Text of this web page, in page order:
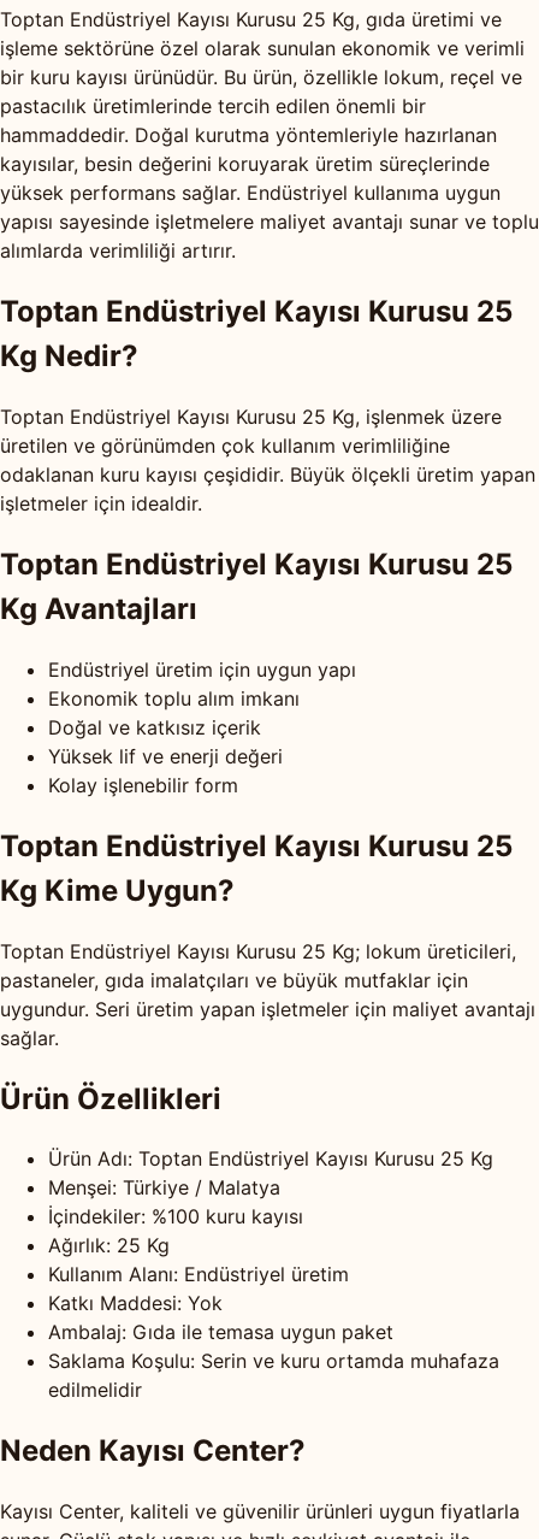
Toptan Endüstriyel Kayısı Kurusu 25 Kg, gıda üretimi ve
işleme sektörüne özel olarak sunulan ekonomik ve verimli
bir kuru kayısı ürünüdür. Bu ürün, özellikle lokum, reçel ve
pastacılık üretimlerinde tercih edilen önemli bir
hammaddedir. Doğal kurutma yöntemleriyle hazırlanan
kayısılar, besin değerini koruyarak üretim süreçlerinde
yüksek performans sağlar. Endüstriyel kullanıma uygun
yapısı sayesinde işletmelere maliyet avantajı sunar ve toplu
alımlarda verimliliği artırır.
Toptan Endüstriyel Kayısı Kurusu 25
Kg Nedir?
Toptan Endüstriyel Kayısı Kurusu 25 Kg, işlenmek üzere
üretilen ve görünümden çok kullanım verimliliğine
odaklanan kuru kayısı çeşididir. Büyük ölçekli üretim yapan
işletmeler için idealdir.
Toptan Endüstriyel Kayısı Kurusu 25
Kg Avantajları
Endüstriyel üretim için uygun yapı
Ekonomik toplu alım imkanı
Doğal ve katkısız içerik
Yüksek lif ve enerji değeri
Kolay işlenebilir form
Toptan Endüstriyel Kayısı Kurusu 25
Kg Kime Uygun?
Toptan Endüstriyel Kayısı Kurusu 25 Kg; lokum üreticileri,
pastaneler, gıda imalatçıları ve büyük mutfaklar için
uygundur. Seri üretim yapan işletmeler için maliyet avantajı
sağlar.
Ürün Özellikleri
Ürün Adı: Toptan Endüstriyel Kayısı Kurusu 25 Kg
Menşei: Türkiye / Malatya
İçindekiler: %100 kuru kayısı
Ağırlık: 25 Kg
Kullanım Alanı: Endüstriyel üretim
Katkı Maddesi: Yok
Ambalaj: Gıda ile temasa uygun paket
Saklama Koşulu: Serin ve kuru ortamda muhafaza
edilmelidir
Neden Kayısı Center?
Kayısı Center, kaliteli ve güvenilir ürünleri uygun fiyatlarla